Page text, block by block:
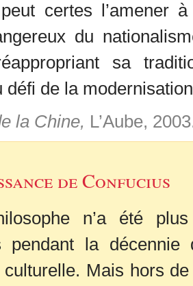
certes l’amener
du
sa
défi de la
la Chine, L’Aube,
de Confucius
n’a été
pendant la décennie
culturelle. Mais hors